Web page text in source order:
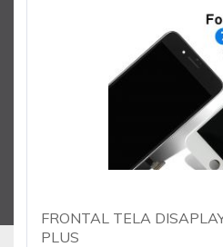
FRONTAL TELA
PLUS